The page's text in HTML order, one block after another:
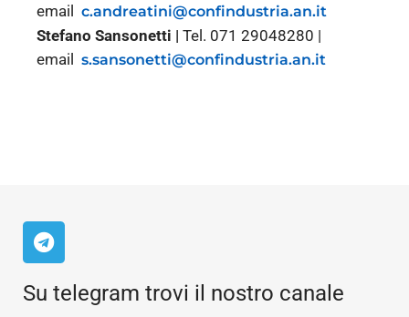
email c.andreatini@confindustria.an.it
Stefano Sansonetti | Tel. 071 29048280 |
email s.sansonetti@confindustria.an.it
Su telegram trovi il nostro canale